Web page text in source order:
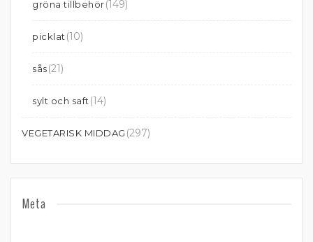
gröna tillbehör(149)
picklat (10)
sås(21)
sylt och saft (14)
VEGETARISK MIDDAG (297)
Meta